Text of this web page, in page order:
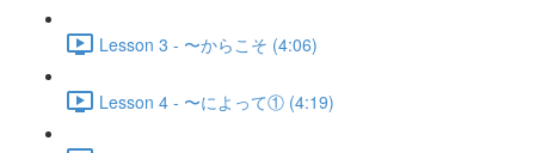
Lesson 3 - 〜からこそ (4:06)
Lesson 4 - 〜によって① (4:19)